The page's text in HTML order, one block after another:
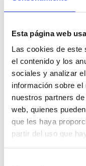
Esta página web
Las cookies de este
el contenido y los
sociales y analizar
información sobre el
nuestros partners
web, quienes
que les haya
partir del uso que